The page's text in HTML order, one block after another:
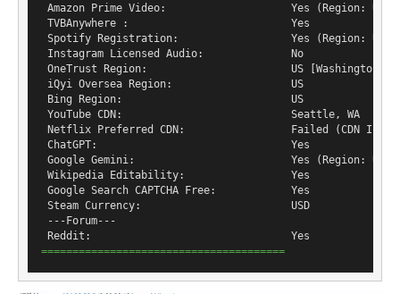
Amazon Prime Video:                    Yes (Region: US)
TVBAnywhere :                          Yes
Spotify Registration:                  Yes (Region: US)
Instagram Licensed Audio:              No
OneTrust Region:                       US [Washington]
iQyi Oversea Region:                   US
Bing Region:                           US
YouTube CDN:                           Seattle, WA
Netflix Preferred CDN:                 Failed (CDN IP Not
ChatGPT:                               Yes
Google Gemini:                         Yes (Region: USA)
Wikipedia Editability:                 Yes
Google Search CAPTCHA Free:            Yes
Steam Currency:                        USD
---Forum---
=======================================